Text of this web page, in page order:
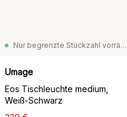
Nur begrenzte Stückzahl vorrätig
Umage
Eos Tischleuchte medium,
Weiß-Schwarz